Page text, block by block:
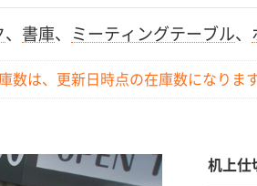
、 書庫、 ミーティングテーブル、
数は、更新日時点の在庫数になります
机上仕